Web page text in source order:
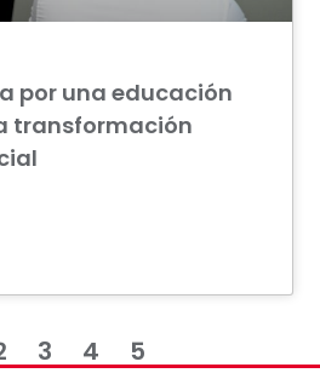
por una educación
transformación
3 4 5